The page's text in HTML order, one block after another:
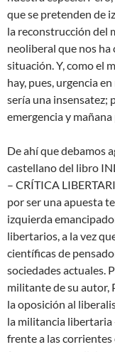
que se pretenden de
la reconstrucción del
neoliberal que nos
situación. Y, como el
hay, pues, urgencia
sería una insensatez;
emergencia y
De ahí que debamos
castellano del libro
– CRÍTICA
por ser una apuesta
izquierda
libertarios, a la vez
científicas de
sociedades actuales.
militante de su autor,
la oposición al
la militancia libertaria
frente a las